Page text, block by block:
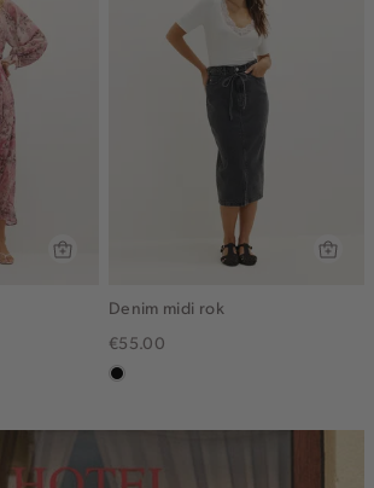
Denim midi rok
€55.00
zwart,
middle